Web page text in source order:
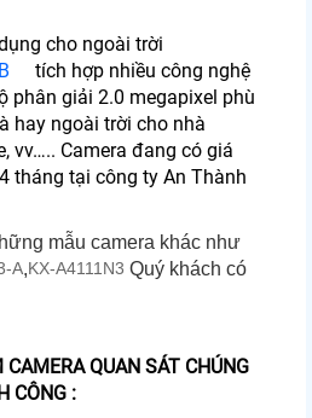
cho ngoài trời
tích hợp nhiều công nghệ
phân giải 2.0 megapixel phù
hay ngoài trời cho nhà
vv….. Camera đang có giá
tháng tại công ty An Thành
mẫu camera khác như
A,KX-A4111N3 Quý khách có
QUAN SÁT CHÚNG
CÔNG :